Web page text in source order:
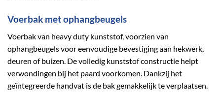
Voerbak met ophangbeugels
Voerbak van heavy duty kunststof, voorzien van
ophangbeugels voor eenvoudige bevestiging aan hekwerk,
deuren of buizen. De volledig kunststof constructie helpt
verwondingen bij het paard voorkomen. Dankzij het
geïntegreerde handvat is de bak gemakkelijk te verplaatsen.